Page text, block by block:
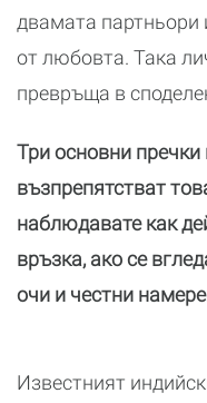
двамата партньори
от любовта. Така
превръща в
Три основни пречки
възпрепятстват
наблюдавате как
връзка, ако се
очи и честни
Известният